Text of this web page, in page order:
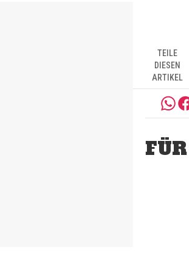
TEILE
DIESEN
ARTIKEL
FÜR